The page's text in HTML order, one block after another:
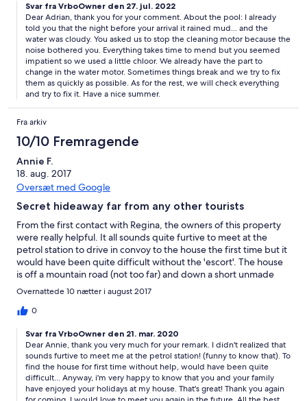
Svar fra VrboOwner den 27. jul. 2022
Dear Adrian, thank you for your comment. About the pool: I already
told you that the night before your arrival it rained mud... and the
water was cloudy. You asked us to stop the cleaning motor because the
noise bothered you. Everything takes time to mend but you seemed
impatient so we used a little chloor. We already have the part to
change in the water motor. Sometimes things break and we try to fix
them as quickly as possible. As for the rest, we will check everything
and try to fix it. Have a nice summer.
Fra arkiv
10/10 Fremragende
Annie F.
18. aug. 2017
Oversæt med Google
Secret hideaway far from any other tourists
From the first contact with Regina, the owners of this property
were really helpful. It all sounds quite furtive to meet at the
petrol station to drive in convoy to the house the first time but it
would have been quite difficult without the 'escort'. The house
is off a mountain road (not too far) and down a short unmade
lane. A breathtaking view awaits you. It's quiet and peaceful yet
Soller is only about 15 minutes away. The house is comfortable
with air conditioning, working wifi (we have a teenage
small but great to keep cool. We couldn't fault the comfort, a
great base for touring the mountain villages and towns. The
photos don't do it justice, it was much bigger then we realised
with good outdoor space. Loved it!
Overnattede 10 nætter i august 2017
0
Svar fra VrboOwner den 21. mar. 2020
Dear Annie, thank you very much for your remark. I didn't realized that
sounds furtive to meet me at the petrol station! (funny to know that). To
find the house for first time without help, would have been quite
difficult... Anyway, i'm very happy to know that you and your family
have enjoyed your holidays at my house. That's great! Thank you again